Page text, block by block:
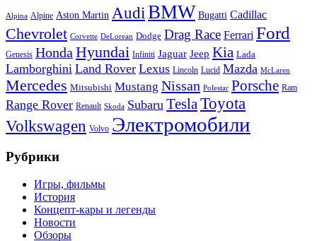
Alpina Alpine Aston Martin Audi BMW Bugatti Cadillac
Chevrolet Corvette DeLorean Dodge Drag Race Ferrari Ford
Genesis Honda Hyundai Infiniti Jaguar Jeep Kia Lada
Lamborghini Land Rover Lexus Lincoln Lucid Mazda McLaren
Mercedes Mitsubishi Mustang Nissan Polestar Porsche Ram
Range Rover Renault Skoda Subaru Tesla Toyota
Volkswagen Volvo Электромобили
Рубрики
Игры, фильмы
История
Концепт-кары и легенды
Новости
Обзоры